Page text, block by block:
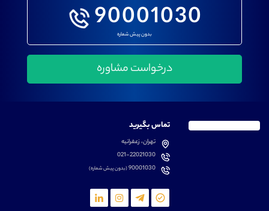
90001030
بدون پیش شماره
تماس بگیرید
تهران، زعفرانیه
021-22021030
90001030(بدون پیش شماره)